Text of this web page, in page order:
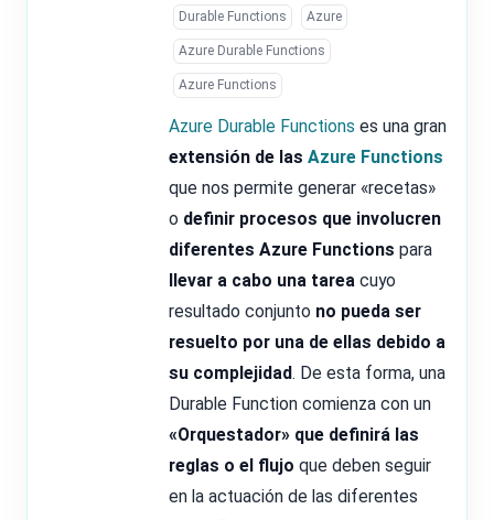
Durable Functions Azure
Azure Durable Functions
Azure Functions
Azure Durable Functions es una gran
extensión de las Azure Functions
que nos permite generar «recetas»
o definir procesos que involucren
diferentes Azure Functions para
llevar a cabo una tarea cuyo
resultado conjunto no pueda ser
resuelto por una de ellas debido a
su complejidad. De esta forma, una
Durable Function comienza con un
«Orquestador» que definirá las
reglas o el flujo que deben seguir
en la actuación de las diferentes